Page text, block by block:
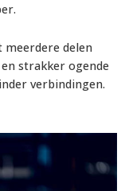
meerdere delen
strakker ogende
verbindingen.